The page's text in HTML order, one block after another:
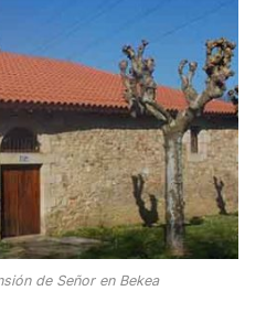
de Señor en Bekea